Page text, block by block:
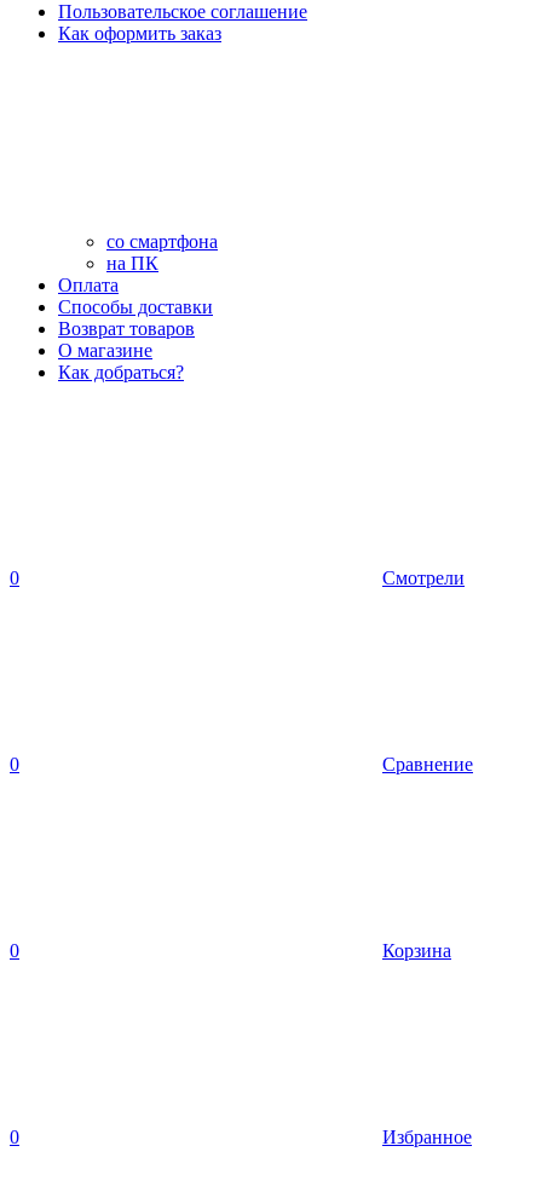
Пользовательское соглашение
Как оформить заказ
со смартфона
на ПК
Оплата
Способы доставки
Возврат товаров
О магазине
Как добраться?
0 Смотрели
0 Сравнение
0 Корзина
0 Избранное